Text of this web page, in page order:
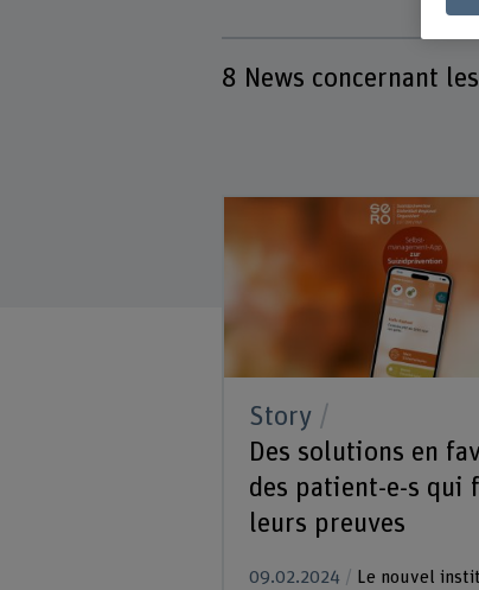
8 News concernant
Story
Des solutions en
des patient-e-s qui
leurs preuves
09.02.2024
Le nouvel